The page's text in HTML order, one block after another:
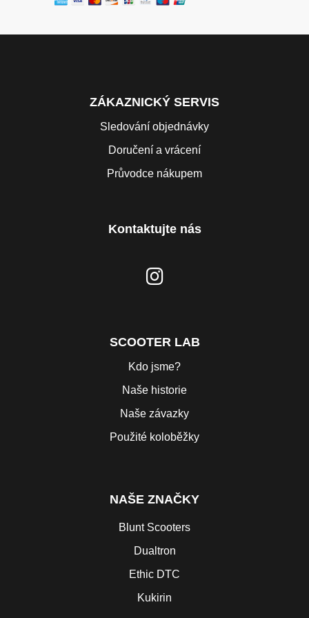
ZÁKAZNICKÝ SERVIS
Sledování objednávky
Doručení a vrácení
Průvodce nákupem
Kontaktujte nás
SCOOTER LAB
Kdo jsme?
Naše historie
Naše závazky
Použité koloběžky
NAŠE ZNAČKY
Blunt Scooters
Dualtron
Ethic DTC
Kukirin